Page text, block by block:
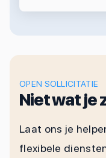
OPEN SOLLICITATIE
Niet wat je
Laat ons je
flexibele